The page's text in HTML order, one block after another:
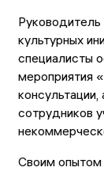
культурных
специалисты
мероприятия
сотрудников
Своим опытом